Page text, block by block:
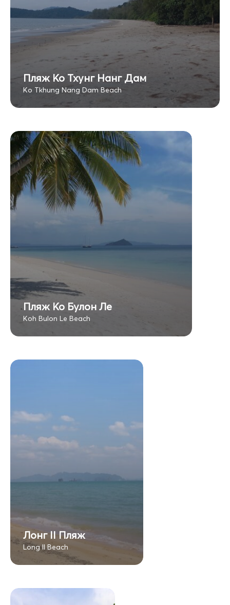
Пляж Ко Тхунг Нанг Дам
Ko Tkhung Nang Dam Beach
Пляж Ко Булон Ле
Koh Bulon Le Beach
Лонг II Пляж
Long II Beach